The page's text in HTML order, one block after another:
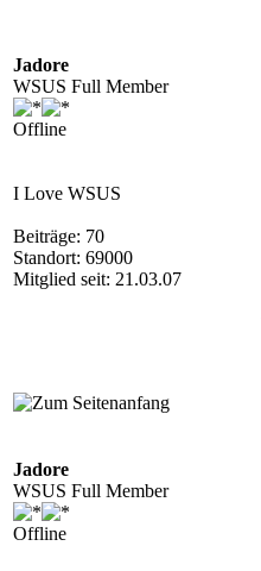
Jadore
WSUS Full Member
Offline
I Love WSUS
Beiträge: 70
Standort: 69000
Mitglied seit: 21.03.07
Jadore
WSUS Full Member
Offline